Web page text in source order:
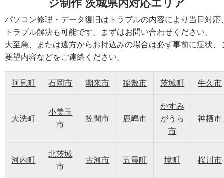
ジ制作 茨城県内対応エリア
パソコン修理・データ復旧はトラブルの内容により当日対応
トラブル解決も可能です。まずはお問い合わせください。
大至急、または遠方からお持込みの場合は必ず事前に症状、
要望内容などをご連絡ください。
阿見町 石岡市 潮来市 稲敷市 茨城町 牛久市
大洗町
小美玉
市
笠間市 鹿嶋市
かすみ
がうら
市
神栖市
河内町
北茨城
市
古河市 五霞町 境町 桜川市